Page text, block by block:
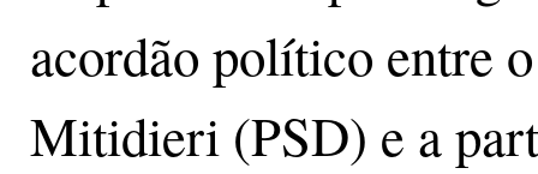
acordão político entre
Mitidieri (PSD) e a